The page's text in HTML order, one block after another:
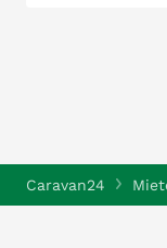
Caravan24